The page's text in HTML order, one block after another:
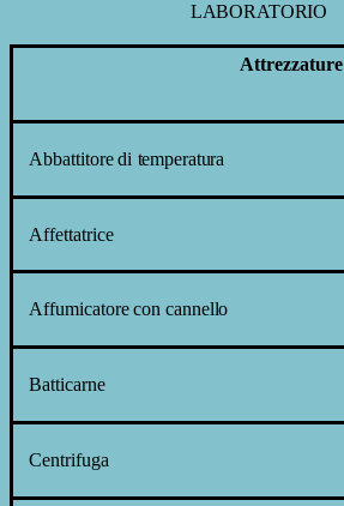
LABORATORIO
Attrezzature
Abbattitore di temperatura
Affettatrice
Affumicatore con cannello
Batticarne
Centrifuga